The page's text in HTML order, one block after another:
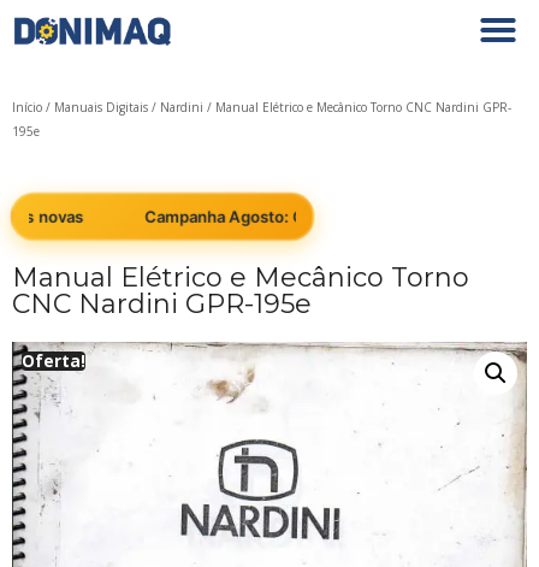
Início / Manuais Digitais / Nardini / Manual Elétrico e Mecânico Torno CNC Nardini GPR-
195e
novas Campanha Agosto: Cobrimos qualquer preço em
Manual Elétrico e Mecânico Torno
CNC Nardini GPR-195e
Oferta!